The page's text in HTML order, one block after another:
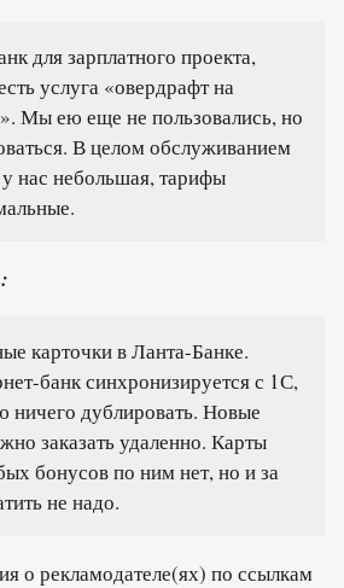
для зарплатного проекта,
услуга «овердрафт на
Мы ею еще не пользовались, но
В целом обслуживанием
нас небольшая, тарифы
карточки в Ланта-Банке.
банк синхронизируется с 1С,
дублировать. Новые
заказать удаленно. Карты
бонусов по ним нет, но и за
не надо.
о рекламодателе(ях) по ссылкам